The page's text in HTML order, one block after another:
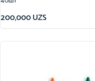
200,000UZS